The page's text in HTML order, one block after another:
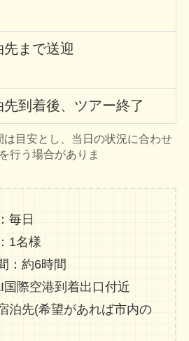
先まで送迎
先到着後、ツアー終了
目安とし、当日の状況に合わせ
行う場合がありま
毎日
1名様
：約6時間
際空港到着出口付近
泊先(希望があれば市内の